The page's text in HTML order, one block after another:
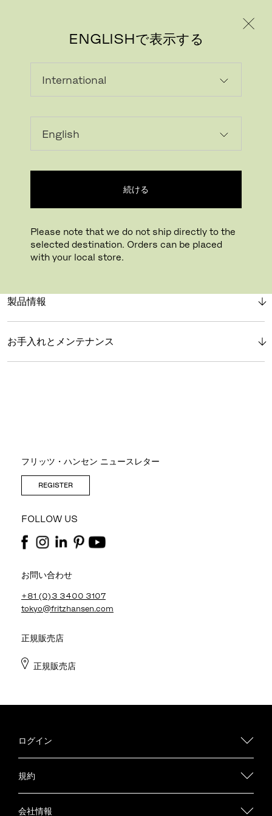
ENGLISHで表示する
続ける
Please note that we do not ship directly to the
selected destination. Orders can be placed
with your local store.
読み込んでいます...
Buying online? This is our website for International. From here we do not offer
online purchasing. Orders can be placed with your local store.
製品情報
お手入れとメンテナンス
フリッツ・ハンセン ニュースレター
REGISTER
FOLLOW US
お問い合わせ
+81 (0)3 3400 3107
tokyo@fritzhansen.com
正規販売店
正規販売店
ログイン
規約
会社情報